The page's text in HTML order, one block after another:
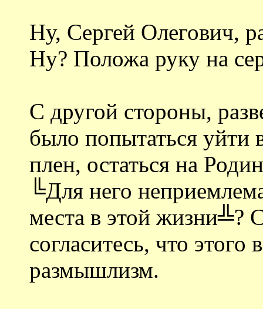
Ну, Сергей Олегович,
Ну? Положа руку на
С другой стороны,
было попытаться уйти
плен, остаться на
╚Для него
места в этой жизни╩?
согласитесь, что этого
размышлизм.